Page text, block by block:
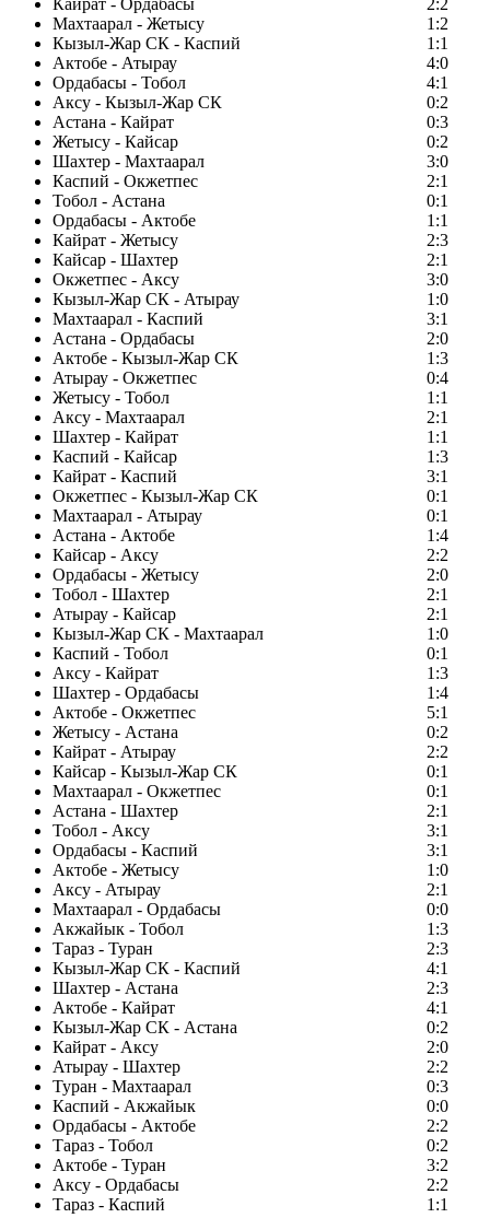
Кайрат - Ордабасы
2:2
Махтаарал - Жетысу
1:2
Кызыл-Жар СК - Каспий
1:1
Актобе - Атырау
4:0
Ордабасы - Тобол
4:1
Аксу - Кызыл-Жар СК
0:2
Астана - Кайрат
0:3
Жетысу - Кайсар
0:2
Шахтер - Махтаарал
3:0
Каспий - Окжетпес
2:1
Тобол - Астана
0:1
Ордабасы - Актобе
1:1
Кайрат - Жетысу
2:3
Кайсар - Шахтер
2:1
Окжетпес - Аксу
3:0
Кызыл-Жар СК - Атырау
1:0
Махтаарал - Каспий
3:1
Астана - Ордабасы
2:0
Актобе - Кызыл-Жар СК
1:3
Атырау - Окжетпес
0:4
Жетысу - Тобол
1:1
Аксу - Махтаарал
2:1
Шахтер - Кайрат
1:1
Каспий - Кайсар
1:3
Кайрат - Каспий
3:1
Окжетпес - Кызыл-Жар СК
0:1
Махтаарал - Атырау
0:1
Астана - Актобе
1:4
Кайсар - Аксу
2:2
Ордабасы - Жетысу
2:0
Тобол - Шахтер
2:1
Атырау - Кайсар
2:1
Кызыл-Жар СК - Махтаарал
1:0
Каспий - Тобол
0:1
Аксу - Кайрат
1:3
Шахтер - Ордабасы
1:4
Актобе - Окжетпес
5:1
Жетысу - Астана
0:2
Кайрат - Атырау
2:2
Кайсар - Кызыл-Жар СК
0:1
Махтаарал - Окжетпес
0:1
Астана - Шахтер
2:1
Тобол - Аксу
3:1
Ордабасы - Каспий
3:1
Актобе - Жетысу
1:0
Аксу - Атырау
2:1
Махтаарал - Ордабасы
0:0
Акжайык - Тобол
1:3
Тараз - Туран
2:3
Кызыл-Жар СК - Каспий
4:1
Шахтер - Астана
2:3
Актобе - Кайрат
4:1
Кызыл-Жар СК - Астана
0:2
Кайрат - Аксу
2:0
Атырау - Шахтер
2:2
Туран - Махтаарал
0:3
Каспий - Акжайык
0:0
Ордабасы - Актобе
2:2
Тараз - Тобол
0:2
Актобе - Туран
3:2
Аксу - Ордабасы
2:2
Тараз - Каспий
1:1